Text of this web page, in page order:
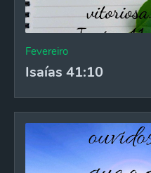
Fevereiro
Isaías 41:10